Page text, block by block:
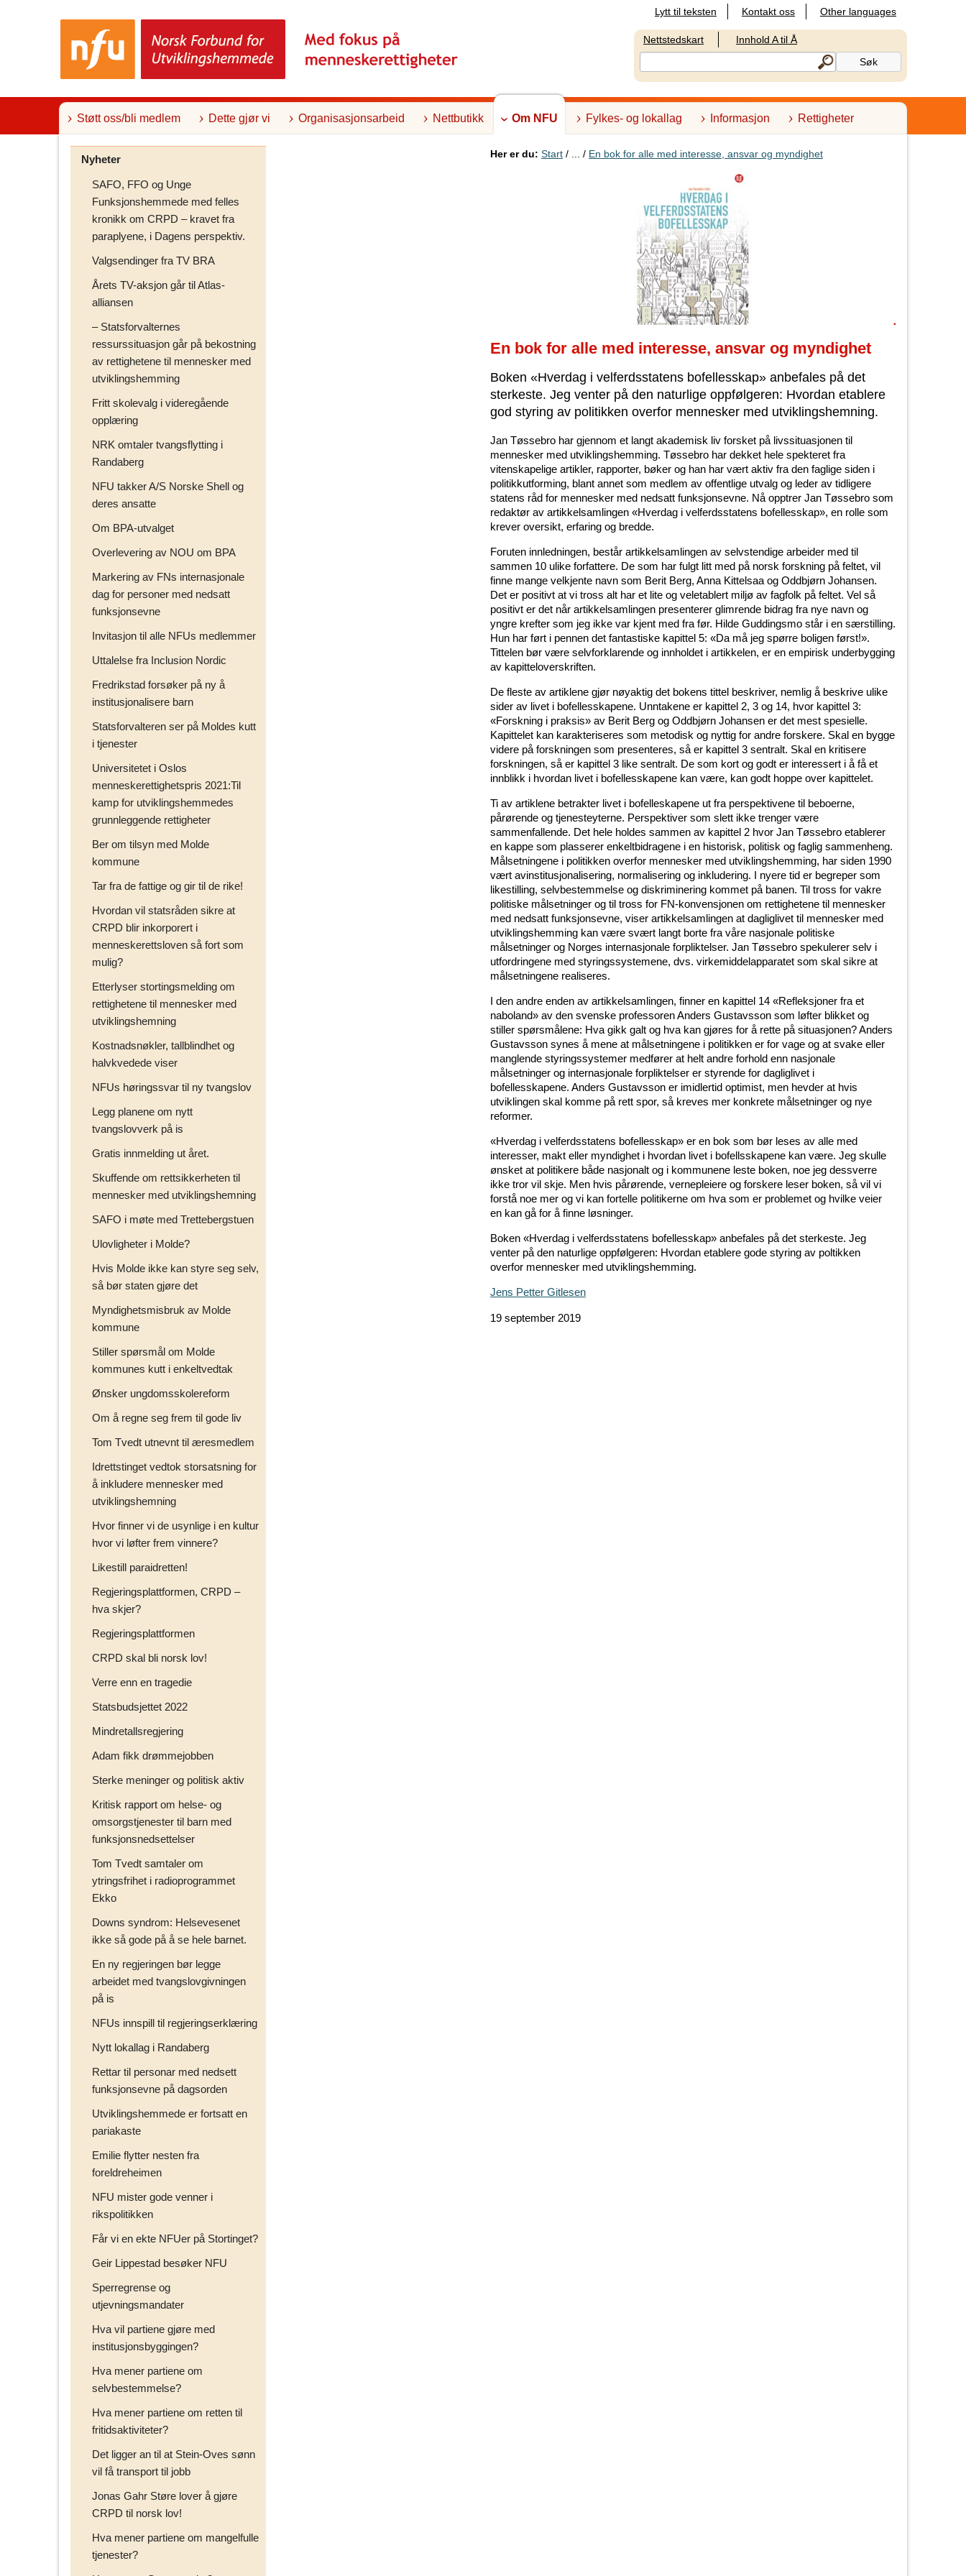
o
Lytt til teksten Kontakt oss Other languages
Nettstedskart Innhold A til Å
Støtt oss/bli medlem Dette gjør vi Organisasjonsarbeid Nettbutikk Om NFU Fylkes- og lokallag Informasjon Rettigheter
Nyheter
SAFO, FFO og Unge
Funksjonshemmede med felles
kronikk om CRPD – kravet fra
paraplyene, i Dagens perspektiv.
Valgsendinger fra TV BRA
Årets TV-aksjon går til Atlas-
alliansen
– Statsforvalternes
ressurssituasjon går på bekostning
av rettighetene til mennesker med
utviklingshemming
Fritt skolevalg i videregående
opplæring
NRK omtaler tvangsflytting i
Randaberg
NFU takker A/S Norske Shell og
deres ansatte
Om BPA-utvalget
Overlevering av NOU om BPA
Markering av FNs internasjonale
dag for personer med nedsatt
funksjonsevne
Invitasjon til alle NFUs medlemmer
Uttalelse fra Inclusion Nordic
Fredrikstad forsøker på ny å
institusjonalisere barn
Statsforvalteren ser på Moldes kutt
i tjenester
Universitetet i Oslos
menneskerettighetspris 2021:Til
kamp for utviklingshemmedes
grunnleggende rettigheter
Ber om tilsyn med Molde
kommune
Tar fra de fattige og gir til de rike!
Hvordan vil statsråden sikre at
CRPD blir inkorporert i
menneskerettsloven så fort som
mulig?
Etterlyser stortingsmelding om
rettighetene til mennesker med
utviklingshemning
Kostnadsnøkler, tallblindhet og
halvkvedede viser
NFUs høringssvar til ny tvangslov
Legg planene om nytt
tvangslovverk på is
Gratis innmelding ut året.
Skuffende om rettsikkerheten til
mennesker med utviklingshemning
SAFO i møte med Trettebergstuen
Ulovligheter i Molde?
Hvis Molde ikke kan styre seg selv,
så bør staten gjøre det
Myndighetsmisbruk av Molde
kommune
Stiller spørsmål om Molde
kommunes kutt i enkeltvedtak
Ønsker ungdomsskolereform
Om å regne seg frem til gode liv
Tom Tvedt utnevnt til æresmedlem
Idrettstinget vedtok storsatsning for
å inkludere mennesker med
utviklingshemning
Hvor finner vi de usynlige i en kultur
hvor vi løfter frem vinnere?
Likestill paraidretten!
Regjeringsplattformen, CRPD –
hva skjer?
Regjeringsplattformen
CRPD skal bli norsk lov!
Verre enn en tragedie
Statsbudsjettet 2022
Mindretallsregjering
Adam fikk drømmejobben
Sterke meninger og politisk aktiv
Kritisk rapport om helse- og
omsorgstjenester til barn med
funksjonsnedsettelser
Tom Tvedt samtaler om
ytringsfrihet i radioprogrammet
Ekko
Downs syndrom: Helsevesenet
ikke så gode på å se hele barnet.
En ny regjeringen bør legge
arbeidet med tvangslovgivningen
på is
NFUs innspill til regjeringserklæring
Nytt lokallag i Randaberg
Rettar til personar med nedsett
funksjonsevne på dagsorden
Utviklingshemmede er fortsatt en
pariakaste
Emilie flytter nesten fra
foreldreheimen
NFU mister gode venner i
rikspolitikken
Får vi en ekte NFUer på Stortinget?
Geir Lippestad besøker NFU
Sperregrense og
utjevningsmandater
Hva vil partiene gjøre med
institusjonsbyggingen?
Hva mener partiene om
selvbestemmelse?
Hva mener partiene om retten til
fritidsaktiviteter?
Det ligger an til at Stein-Oves sønn
vil få transport til jobb
Jonas Gahr Støre lover å gjøre
CRPD til norsk lov!
Hva mener partiene om mangelfulle
tjenester?
Her er du: Start / ... / En bok for alle med interesse, ansvar og myndighet
En bok for alle med interesse, ansvar og myndighet
Boken «Hverdag i velferdsstatens bofellesskap» anbefales på det
sterkeste. Jeg venter på den naturlige oppfølgeren: Hvordan etablere
god styring av politikken overfor mennesker med utviklingshemning.
Jan Tøssebro har gjennom et langt akademisk liv forsket på livssituasjonen til
mennesker med utviklingshemming. Tøssebro har dekket hele spekteret fra
vitenskapelige artikler, rapporter, bøker og han har vært aktiv fra den faglige siden i
politikkutforming, blant annet som medlem av offentlige utvalg og leder av tidligere
statens råd for mennesker med nedsatt funksjonsevne. Nå opptrer Jan Tøssebro som
redaktør av artikkelsamlingen «Hverdag i velferdsstatens bofellesskap», en rolle som
krever oversikt, erfaring og bredde.
Foruten innledningen, består artikkelsamlingen av selvstendige arbeider med til
sammen 10 ulike forfattere. De som har fulgt litt med på norsk forskning på feltet, vil
finne mange velkjente navn som Berit Berg, Anna Kittelsaa og Oddbjørn Johansen.
Det er positivt at vi tross alt har et lite og veletablert miljø av fagfolk på feltet. Vel så
positivt er det når artikkelsamlingen presenterer glimrende bidrag fra nye navn og
yngre krefter som jeg ikke var kjent med fra før. Hilde Guddingsmo står i en særstilling.
Hun har ført i pennen det fantastiske kapittel 5: «Da må jeg spørre boligen først!».
Tittelen bør være selvforklarende og innholdet i artikkelen, er en empirisk underbygging
av kapitteloverskriften.
De fleste av artiklene gjør nøyaktig det bokens tittel beskriver, nemlig å beskrive ulike
sider av livet i bofellesskapene. Unntakene er kapittel 2, 3 og 14, hvor kapittel 3:
«Forskning i praksis» av Berit Berg og Oddbjørn Johansen er det mest spesielle.
Kapittelet kan karakteriseres som metodisk og nyttig for andre forskere. Skal en bygge
videre på forskningen som presenteres, så er kapittel 3 sentralt. Skal en kritisere
forskningen, så er kapittel 3 like sentralt. De som kort og godt er interessert i å få et
innblikk i hvordan livet i bofellesskapene kan være, kan godt hoppe over kapittelet.
Ti av artiklene betrakter livet i bofelleskapene ut fra perspektivene til beboerne,
pårørende og tjenesteyterne. Perspektiver som slett ikke trenger være
sammenfallende. Det hele holdes sammen av kapittel 2 hvor Jan Tøssebro etablerer
en kappe som plasserer enkeltbidragene i en historisk, politisk og faglig sammenheng.
Målsetningene i politikken overfor mennesker med utviklingshemming, har siden 1990
vært avinstitusjonalisering, normalisering og inkludering. I nyere tid er begreper som
likestilling, selvbestemmelse og diskriminering kommet på banen. Til tross for vakre
politiske målsetninger og til tross for FN-konvensjonen om rettighetene til mennesker
med nedsatt funksjonsevne, viser artikkelsamlingen at dagliglivet til mennesker med
utviklingshemming kan være svært langt borte fra våre nasjonale politiske
målsetninger og Norges internasjonale forpliktelser. Jan Tøssebro spekulerer selv i
utfordringene med styringssystemene, dvs. virkemiddelapparatet som skal sikre at
målsetningene realiseres.
I den andre enden av artikkelsamlingen, finner en kapittel 14 «Refleksjoner fra et
naboland» av den svenske professoren Anders Gustavsson som løfter blikket og
stiller spørsmålene: Hva gikk galt og hva kan gjøres for å rette på situasjonen? Anders
Gustavsson synes å mene at målsetningene i politikken er for vage og at svake eller
manglende styringssystemer medfører at helt andre forhold enn nasjonale
målsetninger og internasjonale forpliktelser er styrende for dagliglivet i
bofellesskapene. Anders Gustavsson er imidlertid optimist, men hevder at hvis
utviklingen skal komme på rett spor, så kreves mer konkrete målsetninger og nye
reformer.
«Hverdag i velferdsstatens bofellesskap» er en bok som bør leses av alle med
interesser, makt eller myndighet i hvordan livet i bofellsskapene kan være. Jeg skulle
ønsket at politikere både nasjonalt og i kommunene leste boken, noe jeg dessverre
ikke tror vil skje. Men hvis pårørende, vernepleiere og forskere leser boken, så vil vi
forstå noe mer og vi kan fortelle politikerne om hva som er problemet og hvilke veier
en kan gå for å finne løsninger.
Boken «Hverdag i velferdsstatens bofellesskap» anbefales på det sterkeste. Jeg
venter på den naturlige oppfølgeren: Hvordan etablere gode styring av poltikken
overfor mennesker med utviklingshemming.
Jens Petter Gitlesen
19 september 2019